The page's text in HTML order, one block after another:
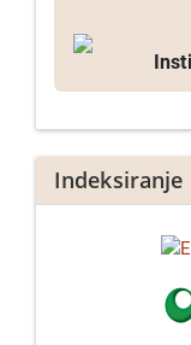
Indeksiranje